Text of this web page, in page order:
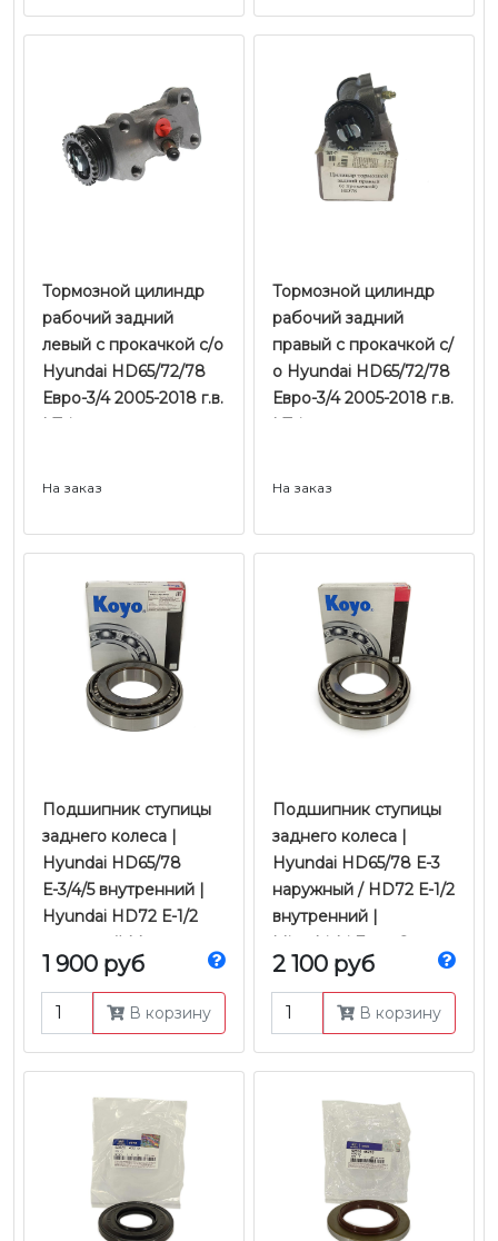
Тормозной цилиндр
рабочий задний
левый с прокачкой с/о
Hyundai HD65/72/78
Евро-3/4 2005-2018 г.в.
| Tcic
На заказ
Тормозной цилиндр
рабочий задний
правый с прокачкой с/
о Hyundai HD65/72/78
Евро-3/4 2005-2018 г.в.
| Tcic
На заказ
Подшипник ступицы
заднего колеса |
Hyundai HD65/78
Е-3/4/5 внутренний |
Hyundai HD72 Е-1/2
наружный | Isuzu
NQR71/75/90 | NPR75
| Е-2/3/4/5 внутренний
| Koyo
1 900 руб
В корзину
Подшипник ступицы
заднего колеса |
Hyundai HD65/78 Е-3
наружный / HD72 Е-1/2
внутренний |
Mitsubishi Fuso Canter
FE85D/FEB50/TF
наружный | Koyo
2 100 руб
В корзину